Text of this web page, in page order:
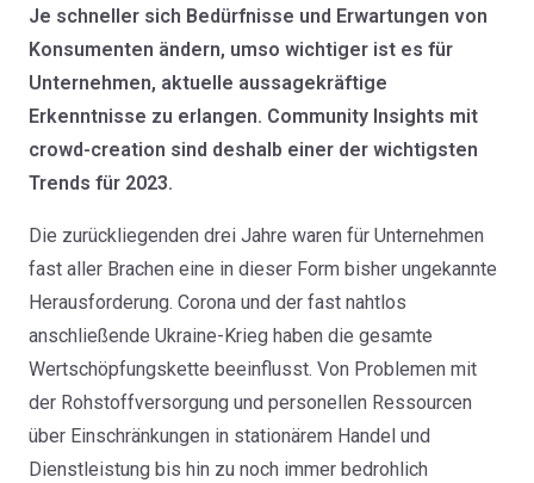
Je schneller sich Bedürfnisse und Erwartungen von
Konsumenten ändern, umso wichtiger ist es für
Unternehmen, aktuelle aussagekräftige
Erkenntnisse zu erlangen. Community Insights mit
crowd-creation sind deshalb einer der wichtigsten
Trends für 2023.
Die zurückliegenden drei Jahre waren für Unternehmen
fast aller Brachen eine in dieser Form bisher ungekannte
Herausforderung. Corona und der fast nahtlos
anschließende Ukraine-Krieg haben die gesamte
Wertschöpfungskette beeinflusst. Von Problemen mit
der Rohstoffversorgung und personellen Ressourcen
über Einschränkungen in stationärem Handel und
Dienstleistung bis hin zu noch immer bedrohlich